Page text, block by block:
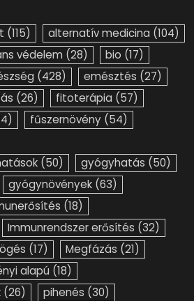
(115) alternatív medicina (104)
védelem (28) bio (17)
(428) emésztés (27)
(26) fitoterápia (57)
fűszernövény (54)
(50) gyógyhatás (50)
gyógynövények (63)
(18)
Immunrendszer erősítés (32)
(17) Megfázás (21)
alapú (18)
(26) pihenés (30)